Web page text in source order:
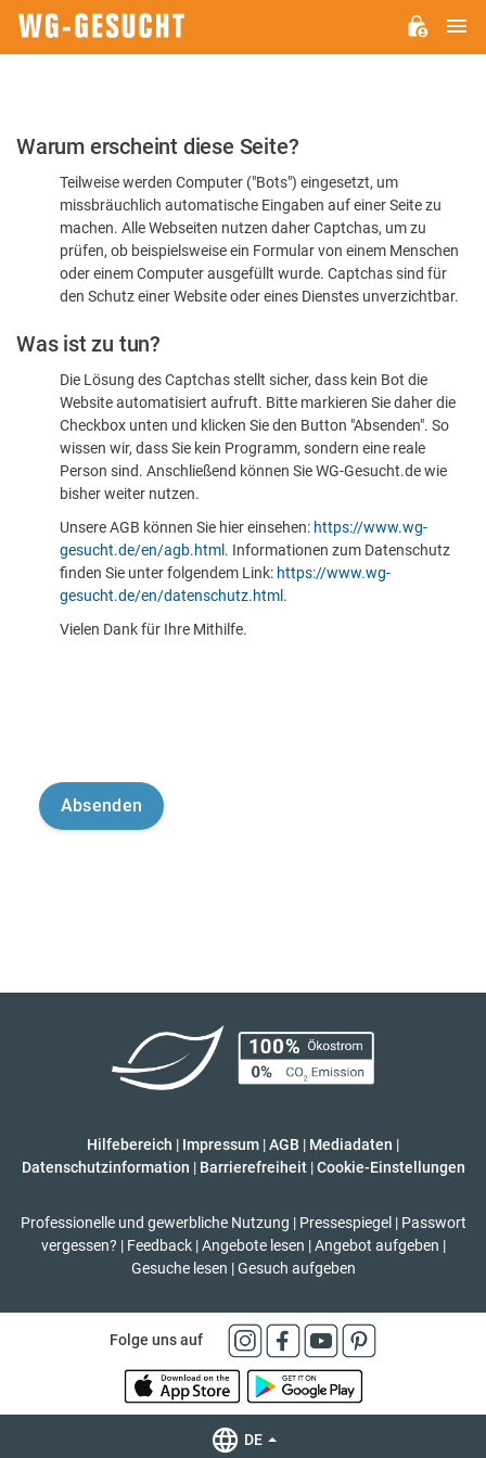
Bitte
dass
sind
Warum erscheint diese Seite?
Teilweise werden Computer ("Bots") eingesetzt, um
missbräuchlich automatische Eingaben auf einer Seite zu
machen. Alle Webseiten nutzen daher Captchas, um zu
prüfen, ob beispielsweise ein Formular von einem Menschen
oder einem Computer ausgefüllt wurde. Captchas sind für
den Schutz einer Website oder eines Dienstes unverzichtbar.
Was ist zu tun?
Die Lösung des Captchas stellt sicher, dass kein Bot die
Website automatisiert aufruft. Bitte markieren Sie daher die
Checkbox unten und klicken Sie den Button "Absenden". So
wissen wir, dass Sie kein Programm, sondern eine reale
Person sind. Anschließend können Sie WG-Gesucht.de wie
bisher weiter nutzen.
Unsere AGB können Sie hier einsehen: https://www.wg-
gesucht.de/en/agb.html . Informationen zum Datenschutz
finden Sie unter folgendem Link: https://www.wg-
gesucht.de/en/datenschutz.html .
Vielen Dank für Ihre Mithilfe.
Hilfebereich | Impressum |AGB | Mediadaten |
Datenschutzinformation | Barrierefreiheit | Cookie-Einstellungen
Professionelle und gewerbliche Nutzung | Pressespiegel | Passwort
vergessen? | Feedback | Angebote lesen | Angebot aufgeben |
Gesuche lesen | Gesuch aufgeben
Folge uns auf
DE